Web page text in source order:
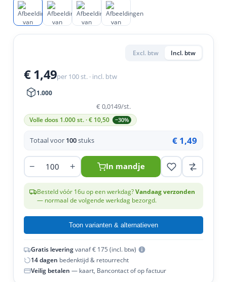
& primers
Stokeinde
Excl. btw Incl. btw
€ 1,49per 100 st. · incl. btw
1.000
€ 0,0149/st.
Volle doos 1.000 st. · € 10,50 −30%
Totaal voor 100stuks € 1,49
− + In mandje
Besteld vóór 16u op een werkdag?Vandaag verzonden
— normaal de volgende werkdag bezorgd.
Toon varianten & alternatieven
Gratis levering vanaf € 175 (incl. btw)
14 dagen bedenktijd & retourrecht
Veilig betalen — kaart, Bancontact of op factuur